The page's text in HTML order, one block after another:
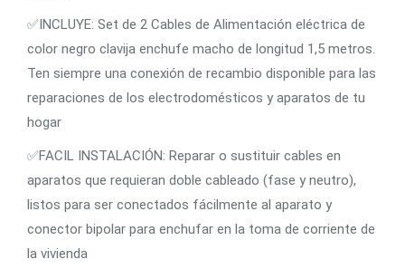
✅INCLUYE: Set de 2 Cables de Alimentación eléctrica de
color negro clavija enchufe macho de longitud 1,5 metros.
Ten siempre una conexión de recambio disponible para las
reparaciones de los electrodomésticos y aparatos de tu
hogar
✅FACIL INSTALACIÓN: Reparar o sustituir cables en
aparatos que requieran doble cableado (fase y neutro),
listos para ser conectados fácilmente al aparato y
conector bipolar para enchufar en la toma de corriente de
la vivienda